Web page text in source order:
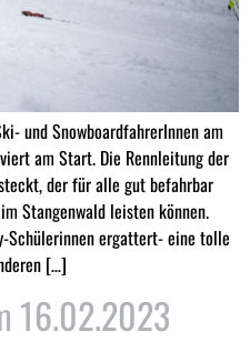
und SnowboardfahrerInnen am
am Start. Die Rennleitung der
der für alle gut befahrbar
Stangenwald leisten können.
Schülerinnen ergattert- eine tolle
[…]
16.02.2023